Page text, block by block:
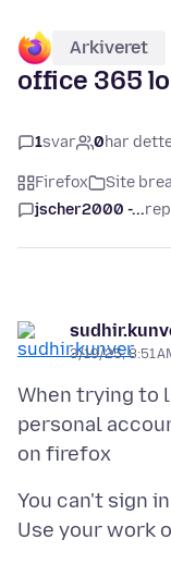
Arkiveret
office 365
1svar 0har
Firefox Site
jscher2000 -...
3/19/25, 8:51
When trying to
personal
You can't sign